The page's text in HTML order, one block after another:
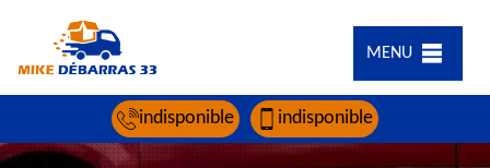
MENU
indisponible indisponible